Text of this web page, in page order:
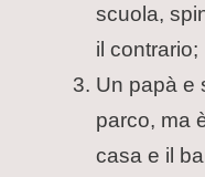
scuola,
il contrario;
Un papà e
parco, ma
casa e il